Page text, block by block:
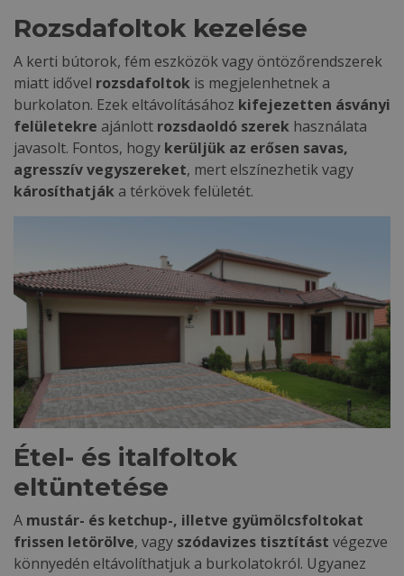
Rozsdafoltok kezelése
A kerti bútorok, fém eszközök vagy öntözőrendszerek
miatt idővel rozsdafoltok is megjelenhetnek a
burkolaton. Ezek eltávolításához kifejezetten ásványi
felületekre ajánlott rozsdaoldó szerek használata
javasolt. Fontos, hogy kerüljük az erősen savas,
agresszív vegyszereket, mert elszínezhetik vagy
károsíthatják a térkövek felületét.
Étel- és italfoltok
eltüntetése
A mustár- és ketchup-, illetve gyümölcsfoltokat
frissen letörölve, vagy szódavizes tisztítást végezve
könnyedén eltávolíthatjuk a burkolatokról. Ugyanez